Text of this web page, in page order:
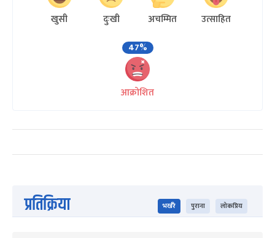
खुसी दुःखी अचम्मित
उत्साहित
47%
आक्रोशित
प्रतिक्रिया भर्खरै पुराना लोकप्रिय